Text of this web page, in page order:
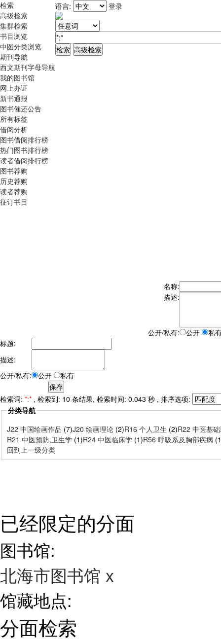
检索
高级检索
集群检索
书目浏览
中图分类浏览
期刊导航
西文期刊字母导航
我的图书馆
网上办证
新书通报
图书催还公告
所有标签
借阅分析
图书借阅排行榜
热门图书排行榜
读者借阅排行榜
图书荐购
历史荐购
读者荐购
征订书目
语言: 登录
名称:
描述:
公开/私有: 公开
私
标题:
描述:
公开/私有:
公开 私有
检索词: *:* , 检索到: 10 条结果, 检索时间: 0.043 秒 , 排序选项:
分类导航
J22 中国绘画作品 (7)J20 绘画理论 (2)R16 个人卫生 (2)R22 中医基
R21 中医预防,卫生学 (1)R24 中医临床学 (1)R56 呼吸系及胸部疾病
回到上一级分类
已经限定的分面
图书馆:
北海市图书馆 x
馆藏地点:
分面检索